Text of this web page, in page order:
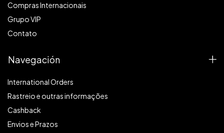
Compras Internacionais
Grupo VIP
Contato
Navegación
International Orders
Rastreio e outras informações
Cashback
Envios e Prazos